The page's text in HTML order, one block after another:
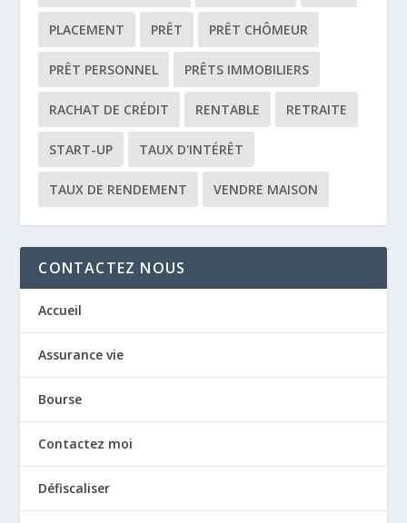
PLACEMENT PRÊT PRÊT CHÔMEUR
PRÊT PERSONNEL PRÊTS IMMOBILIERS
RACHAT DE CRÉDIT RENTABLE RETRAITE
START-UP TAUX D'INTÉRÊT
TAUX DE RENDEMENT VENDRE MAISON
CONTACTEZ NOUS
Accueil
Assurance vie
Bourse
Contactez moi
Défiscaliser